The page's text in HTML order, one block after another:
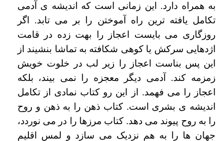
به همراه دارد. این زمانی است که اندیشه ی آدمی
تکامل یافته ترین راه آموختن را بر می تابد. اگر
روزگاری می بایست اعجاز را بهت زده در قامت
اژدهایی سرکش یا کوهی شکافته به تماشا بنشیند از
این پس بناست اعجاز را زیر لب در خلوت خویش
زمزمه کند. آدمی دیگر معجزه را نمی بیند، بلکه
اعجاز را می فهمد. از این رو کتاب نمادی از تکامل
اندیشه ی بشری است. کتاب ذهن را به ذهن و روح
را به روح پیوند می دهد. کتاب مرزها را در می نوردد،
جهان ها را به هم نزدیک می سازد و لمس اقلیم